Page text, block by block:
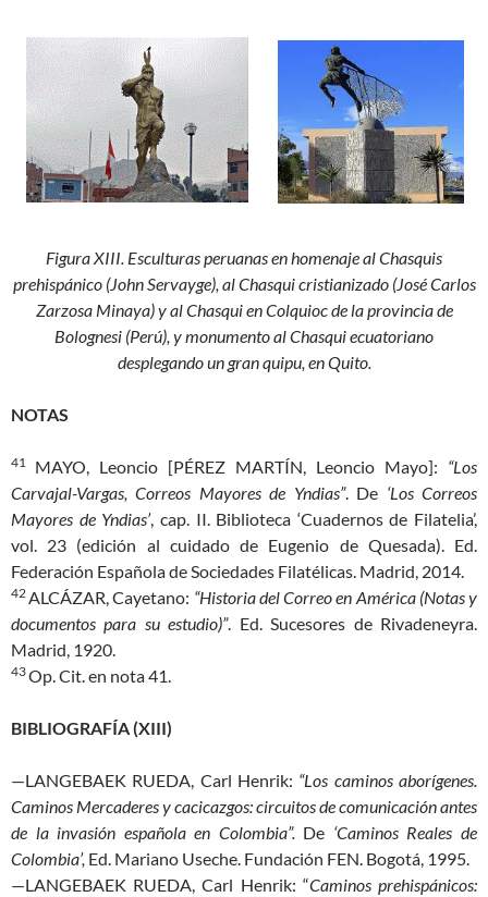
Figura XIII. Esculturas peruanas en homenaje al Chasquis
prehispánico (John Servayge), al Chasqui cristianizado (José Carlos
Zarzosa Minaya) y al Chasqui en Colquioc de la provincia de
Bolognesi (Perú), y monumento al Chasqui ecuatoriano
desplegando un gran quipu, en Quito.
NOTAS
41 MAYO, Leoncio [PÉREZ MARTÍN, Leoncio Mayo]: “Los
Carvajal-Vargas, Correos Mayores de Yndias”. De ‘Los Correos
Mayores de Yndias’, cap. II. Biblioteca ‘Cuadernos de Filatelia’,
vol. 23 (edición al cuidado de Eugenio de Quesada). Ed.
Federación Española de Sociedades Filatélicas. Madrid, 2014.
42ALCÁZAR, Cayetano: “Historia del Correo en América (Notas y
documentos para su estudio)”. Ed. Sucesores de Rivadeneyra.
Madrid, 1920.
43Op. Cit. en nota 41.
BIBLIOGRAFÍA (XIII)
—LANGEBAEK RUEDA, Carl Henrik: “Los caminos aborígenes.
Caminos Mercaderes y cacicazgos: circuitos de comunicación antes
de la invasión española en Colombia”.De ‘Caminos Reales de
Colombia’, Ed. Mariano Useche. Fundación FEN. Bogotá, 1995.
—LANGEBAEK RUEDA, Carl Henrik: “Caminos prehispánicos: